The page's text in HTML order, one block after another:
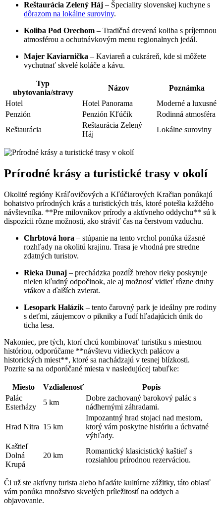
Reštaurácia Zelený Háj – Špeciality slovenskej kuchyne s
dôrazom na lokálne suroviny.
Koliba Pod Orechom – Tradičná drevená koliba s príjemnou
atmosférou a ochutnávkovým menu regionalnych jedál.
Majer Kaviarnička – Kaviareň a cukráreň, kde si môžete
vychutnať skvelé koláče a kávu.
Typ
ubytovania/stravy
Názov
Poznámka
Hotel
Hotel Panorama
Moderné a luxusné
Penzión
Penzión Kľúčik
Rodinná atmosféra
Reštaurácia
Reštaurácia Zelený
Háj
Lokálne suroviny
Prírodné krásy a turistické trasy v okolí
Okolité regióny Kráľovičových a Kľúčiarových Kračian ponúkajú
bohatstvo prírodných krás a turistických trás, ktoré potešia každého
návštevníka. **Pre milovníkov prírody a aktívneho oddychu** sú k
dispozícii rôzne možnosti, ako stráviť čas na čerstvom vzduchu.
Chrbtová hora – stúpanie na tento vrchol ponúka úžasné
rozhľady na okolitú krajinu. Trasa je vhodná pre stredne
zdatných turistov.
Rieka Dunaj – prechádzka pozdĺž brehov rieky poskytuje
nielen kľudný odpočinok, ale aj možnosť vidieť rôzne druhy
vtákov a ďalších zvierat.
Lesopark Halázik – tento čarovný park je ideálny pre rodiny
s deťmi, záujemcov o pikniky a ľudí hľadajúcich únik do
ticha lesa.
Nakoniec, pre tých, ktorí chcú kombinovať turistiku s miestnou
históriou, odporúčame **návštevu vidieckych palácov a
historických miest**, ktoré sa nachádzajú v tesnej blízkosti.
Pozrite sa na odporúčané miesta v nasledujúcej tabuľke:
Miesto Vzdialenosť
Popis
Palác
Esterházy
5 km
Dobre zachovaný barokový palác s
nádhernými záhradami.
Hrad Nitra 15 km
Impozantný hrad stojaci nad mestom,
ktorý vám poskytne históriu a úchvatné
výhľady.
Kaštieľ
Dolná
Krupá
20 km
Romantický klasicistický kaštieľ s
rozsiahlou prírodnou rezerváciou.
Či už ste aktívny turista alebo hľadáte kultúrne zážitky, táto oblasť
vám ponúka množstvo skvelých príležitostí na oddych a
objavovanie.